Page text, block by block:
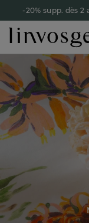
-20% supp. dès 2